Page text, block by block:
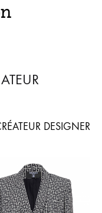
DESIGNER